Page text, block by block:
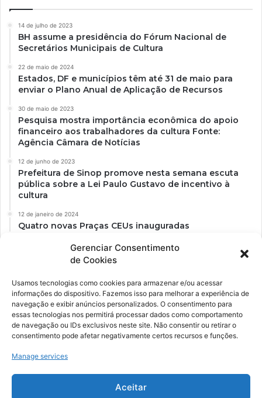
Gerenciar Consentimento
de Cookies
Usamos tecnologias como cookies para armazenar e/ou acessar
informações do dispositivo. Fazemos isso para melhorar a experiência de
navegação e exibir anúncios personalizados. O consentimento para
essas tecnologias nos permitirá processar dados como comportamento
de navegação ou IDs exclusivos neste site. Não consentir ou retirar o
consentimento pode afetar negativamente certos recursos e funções.
Manage services
Aceitar
14 de julho de 2023
BH assume a presidência do Fórum Nacional de
Secretários Municipais de Cultura
22 de maio de 2024
Estados, DF e municípios têm até 31 de maio para
enviar o Plano Anual de Aplicação de Recursos
30 de maio de 2023
Pesquisa mostra importância econômica do apoio
financeiro aos trabalhadores da cultura Fonte:
Agência Câmara de Notícias
12 de junho de 2023
Prefeitura de Sinop promove nesta semana escuta
pública sobre a Lei Paulo Gustavo de incentivo à
cultura
12 de janeiro de 2024
Quatro novas Praças CEUs inauguradas
Ockara é uma plataforma multicultural e criativa. Nossa proposta é
oferecer o máximo de ferramentas para realizadores e
YouTube